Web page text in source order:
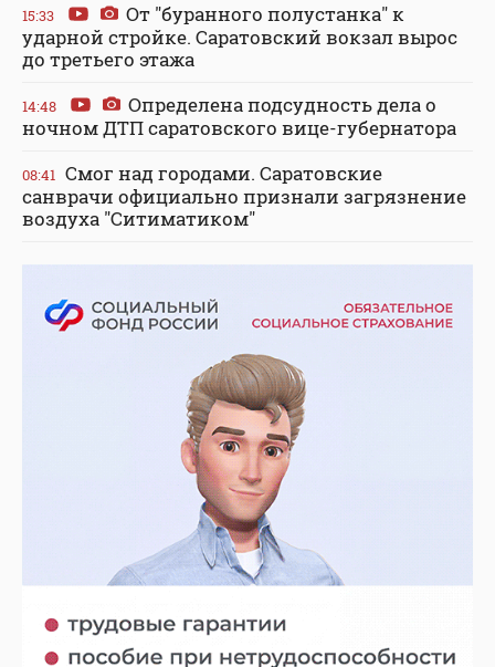
15:33
От "буранного полустанка" к
ударной стройке. Саратовский вокзал вырос
до третьего этажа
14:48
Определена подсудность дела о
ночном ДТП саратовского вице-губернатора
08:41 Смог над городами. Саратовские
санврачи официально признали загрязнение
воздуха "Ситиматиком"